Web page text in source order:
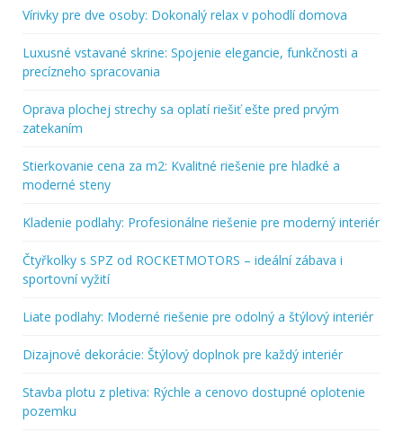
Vírivky pre dve osoby: Dokonalý relax v pohodlí domova
Luxusné vstavané skrine: Spojenie elegancie, funkčnosti a
precízneho spracovania
Oprava plochej strechy sa oplatí riešiť ešte pred prvým
zatekaním
Stierkovanie cena za m2: Kvalitné riešenie pre hladké a
moderné steny
Kladenie podlahy: Profesionálne riešenie pre moderný interiér
Čtyřkolky s SPZ od ROCKETMOTORS – ideální zábava i
sportovní vyžití
Liate podlahy: Moderné riešenie pre odolný a štýlový interiér
Dizajnové dekorácie: Štýlový doplnok pre každý interiér
Stavba plotu z pletiva: Rýchle a cenovo dostupné oplotenie
pozemku